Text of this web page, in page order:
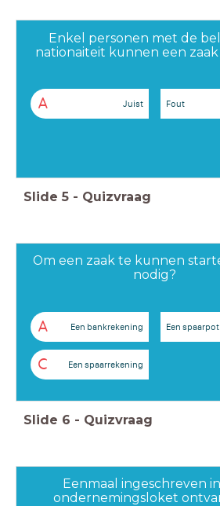
Enkel personen met de
nationaiteit kunnen een zaak
A Juist Fout
Slide 5 - Quizvraag
Om een zaak te kunnen
nodig?
A Een bankrekening Een spaarpot
C Een spaarrekening
Slide 6 - Quizvraag
Eenmaal ingeschreven
ondernemingsloket